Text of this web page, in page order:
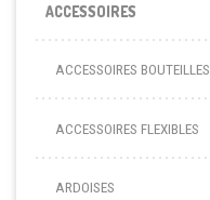
ACCESSOIRES
ACCESSOIRES BOUTEILLES
ACCESSOIRES FLEXIBLES
ARDOISES